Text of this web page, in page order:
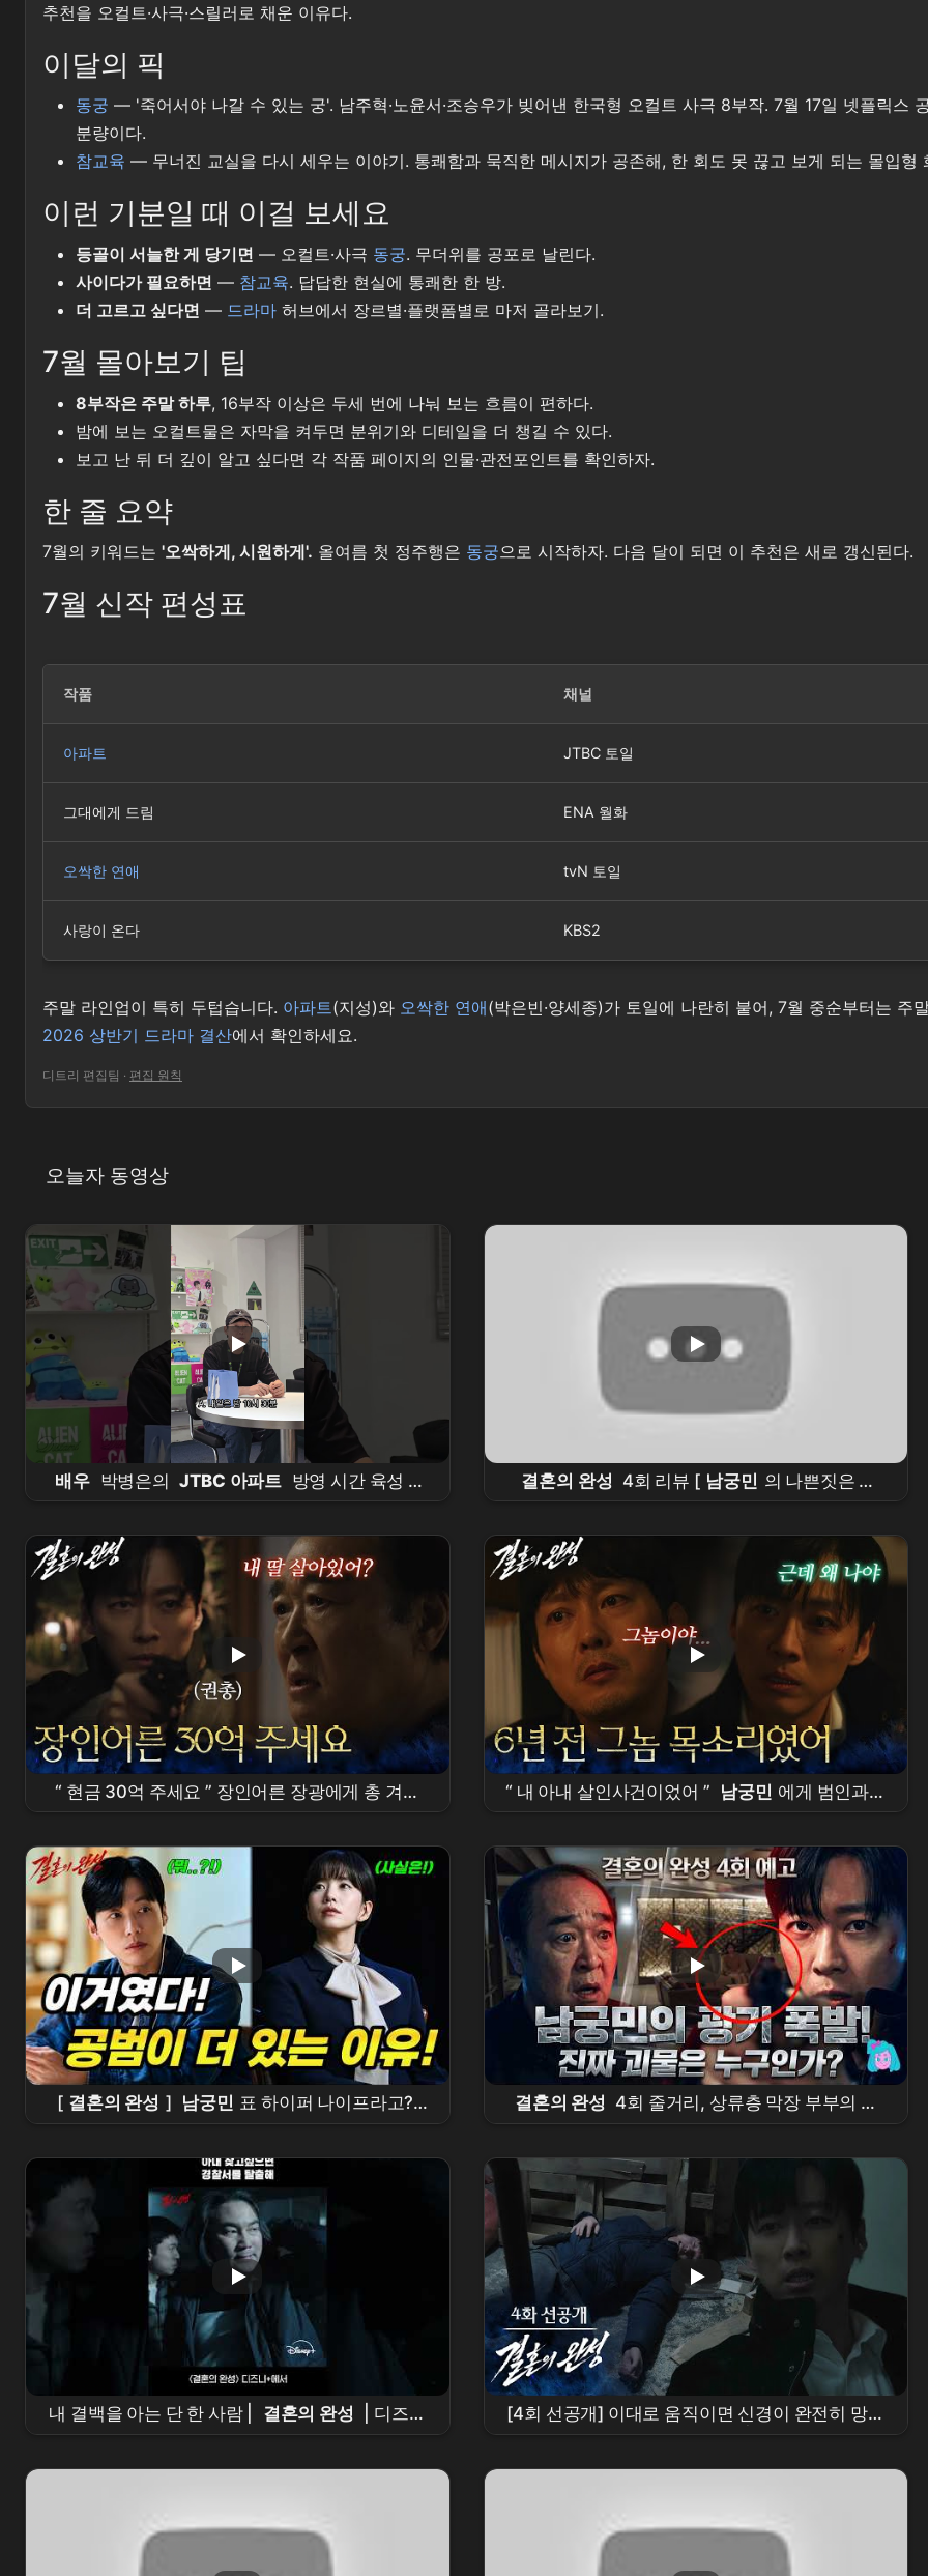
추천을 오컬트·사극·스릴러로 채운 이유다.
이달의 픽
동궁 — '죽어서야 나갈 수 있는 궁'. 남주혁·노윤서·조승우가 빚어낸 한국형 오컬트 사극 8부작. 7월 17일 넷플릭스
분량이다.
참교육 — 무너진 교실을 다시 세우는 이야기. 통쾌함과 묵직한 메시지가 공존해, 한 회도 못 끊고 보게 되는 몰입형
이런 기분일 때 이걸 보세요
등골이 서늘한 게 당기면 — 오컬트·사극 동궁. 무더위를 공포로 날린다.
사이다가 필요하면 — 참교육. 답답한 현실에 통쾌한 한 방.
더 고르고 싶다면 — 드라마 허브에서 장르별·플랫폼별로 마저 골라보기.
7월 몰아보기 팁
8부작은 주말 하루, 16부작 이상은 두세 번에 나눠 보는 흐름이 편하다.
밤에 보는 오컬트물은 자막을 켜두면 분위기와 디테일을 더 챙길 수 있다.
보고 난 뒤 더 깊이 알고 싶다면 각 작품 페이지의 인물·관전포인트를 확인하자.
한 줄 요약
7월의 키워드는 '오싹하게, 시원하게'. 올여름 첫 정주행은 동궁으로 시작하자. 다음 달이 되면 이 추천은 새로 갱신된다.
7월 신작 편성표
작품 채널
아파트 JTBC 토일
그대에게 드림 ENA 월화
오싹한 연애 tvN 토일
사랑이 온다 KBS2
주말 라인업이 특히 두텁습니다. 아파트(지성)와 오싹한 연애(박은빈·양세종)가 토일에 나란히 붙어, 7월 중순부터는
2026 상반기 드라마 결산에서 확인하세요.
디트리 편집팀 · 편집 원칙
오늘자 동영상
배우 박병은의 JTBC 아파트 방영 시간 육성 공
지
결혼의 완성 4회 리뷰 [ 남궁민 의 나쁜짓은 불
륜, 새로운 복선, 반지, 동료 여의사, 납치대상의 공
민 #결혼의완성# 남궁민
“ 현금 30억 주세요 ” 장인어른 장광에게 총 겨누
고 돈 달라는 남궁민 [ 결혼의 완성 ] | KBS
“ 내 아내 살인사건이었어 ” 남궁민 에게 범인과의
과거를 말하는 박병은 [ 결혼의 완성 ] | KBS
[ 결혼의 완성 ] 남궁민 표 하이퍼 나이프라고?!
초반후기! 공범이 더 있을수밖에 없는 이유!
결혼의 완성 4회 줄거리, 상류층 막장 부부의 끝.
남궁민 의 광기 폭발! 진짜 괴물은 누구인가?
내 결백을 아는 단 한 사람 | 결혼의 완성
| 디즈니
+
[4회 선공개] 이대로 움직이면 신경이 완전히 망가
질 거야 [ 결혼의 완성 ] | KBS 방송